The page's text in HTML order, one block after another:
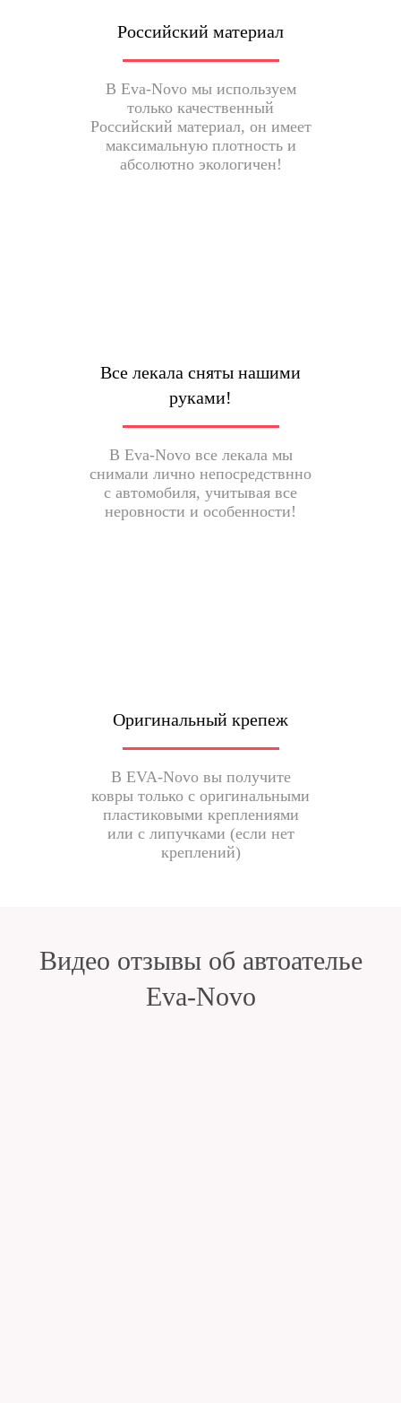
Российский материал
В Eva-Novo мы используем
только качественный
Российский материал, он имеет
максимальную плотность и
абсолютно экологичен!
Все лекала сняты нашими
руками!
В Eva-Novo все лекала мы
снимали лично непосредствнно
с автомобиля, учитывая все
неровности и особенности!
Оригинальный крепеж
В EVA-Novo вы получите
ковры только с оригинальными
пластиковыми креплениями
или с липучками (если нет
креплений)
Видео отзывы об автоателье
Eva-Novo